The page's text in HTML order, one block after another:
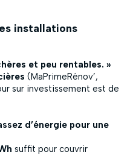
installations
et peu rentables. »
(MaPrimeRénov’,
sur investissement est de
d’énergie pour une
suffit pour couvrir